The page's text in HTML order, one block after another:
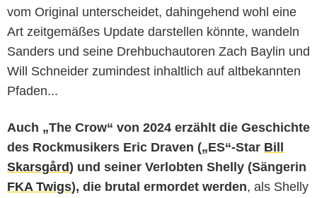
vom Original unterscheidet, dahingehend wohl eine
Art zeitgemäßes Update darstellen könnte, wandeln
Sanders und seine Drehbuchautoren Zach Baylin und
Will Schneider zumindest inhaltlich auf altbekannten
Pfaden...
Auch „The Crow“ von 2024 erzählt die Geschichte
des Rockmusikers Eric Draven („ES“-Star Bill
Skarsgård) und seiner Verlobten Shelly (Sängerin
FKA Twigs), die brutal ermordet werden, als Shelly